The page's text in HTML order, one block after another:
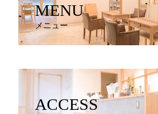
MENU
メニュー
ACCESS